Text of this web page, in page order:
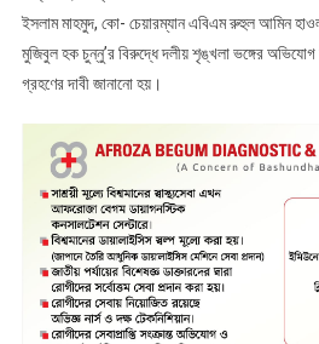
ইসলাম মাহমুদ, কো- চেয়ারম্যান এবিএম রুহুল আমিন
মুজিবুল হক চুন্নু’র বিরুদ্ধে দলীয় শৃঙ্খলা ভঙ্গের
গ্রহণের দাবী জানানো হয়।